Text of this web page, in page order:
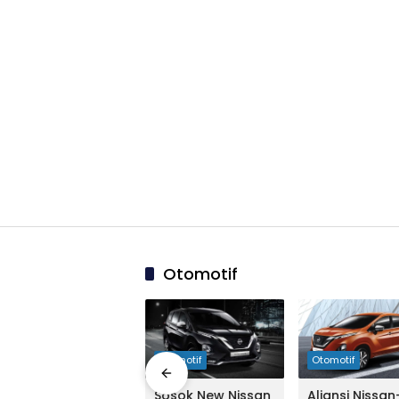
Otomotif
Otomotif
Sosok New Nissan
Otomotif
Aliansi